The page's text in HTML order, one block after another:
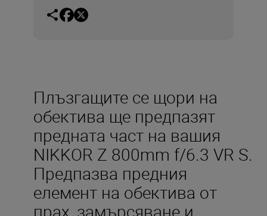
Плъзгащите се щори на
обектива ще предпазят
предната част на вашия
NIKKOR Z 800mm f/6.3 VR S.
Предпазва предния
елемент на обектива от
прах, замърсяване и